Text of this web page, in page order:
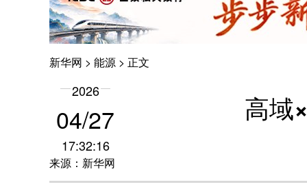
新华网 > 能源 > 正文
2026
04/27
17:32:16
来源：新华网
高域